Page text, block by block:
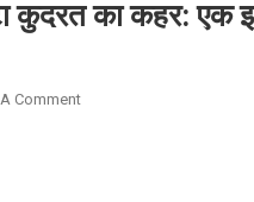
कुदरत का कहर: एक
CommentOn